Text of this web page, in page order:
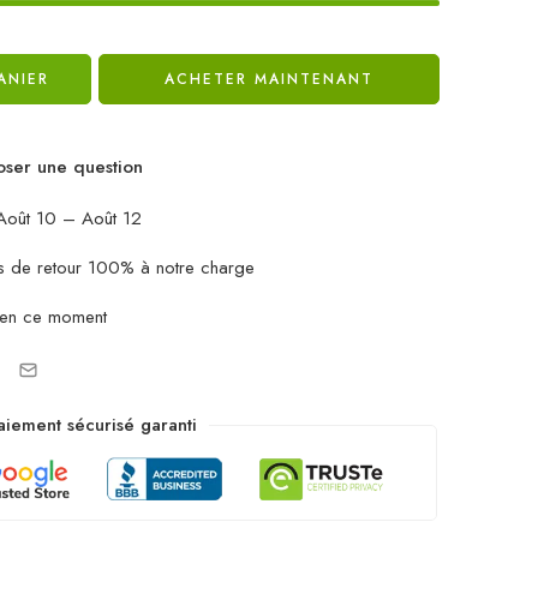
ACHETER MAINTENANT
une question
10 – Août 12
de retour 100% à notre charge
ce moment
sécurisé garanti